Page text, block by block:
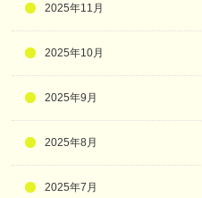
2025年11月
2025年10月
2025年9月
2025年8月
2025年7月